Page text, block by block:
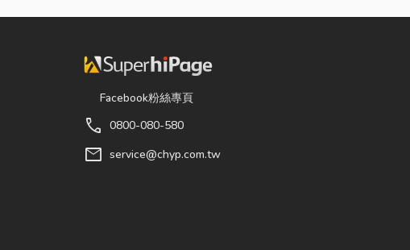
Facebook粉絲專頁
call 0800-080-580
mail service@chyp.com.tw